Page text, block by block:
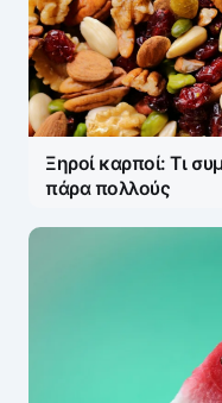
Ξηροί καρποί: Τι
πάρα πολλούς